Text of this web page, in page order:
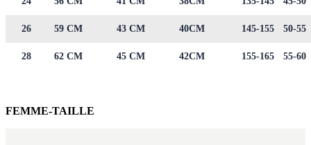
26 59 CM 43 CM 40CM 145-155 50-55
28 62 CM 45 CM 42CM 155-165 55-60
FEMME-TAILLE